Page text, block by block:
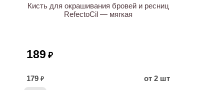
Кисть для окрашивания бровей и ресниц
RefectoCil — мягкая
189 ₽
179 ₽
от 2 шт